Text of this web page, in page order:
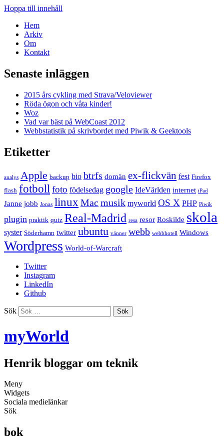
Hoppa till innehåll
Hem
Arkiv
Om
Kontakt
Senaste inläggen
2015 års cykling med Strava/Veloviewer
Röda ögon och våta kinder!
Woz
Vad var bäst på WebCoast 2012
Webbstatistik på skrivbordet med Piwik & Geektools
Etiketter
analys Apple backup bio btrfs domän ex-flickvän fest Firefox
flash fotboll foto födelsedag google IdeVärlden internet iPad
Janne jobb Jonas linux Mac musik myworld OS X PHP Piwik
plugin praktik quiz Real-Madrid resa resor Roskilde skola
syster Söderhamn twitter ubuntu vänner webb webbhotell Windows
Wordpress World-of-Warcraft
Twitter
Instagram
LinkedIn
Github
Sök
myWorld
Henrik bloggar om teknik
Meny
Widgets
Sociala medielänkar
Sök
bok